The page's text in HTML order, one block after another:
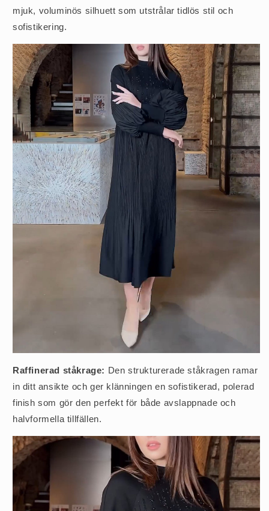
mjuk, voluminös silhuett som utstrålar tidlös stil och
sofistikering.
Raffinerad ståkrage: Den strukturerade ståkragen ramar
in ditt ansikte och ger klänningen en sofistikerad, polerad
finish som gör den perfekt för både avslappnade och
halvformella tillfällen.